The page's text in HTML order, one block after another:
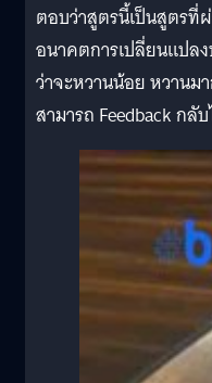
ตอบว่าสูตรนี้เป็นสูตรที่
อนาคตการเปลี่ยนแปล
ว่าจะหวานน้อย หวานม
สามารถ Feedback กลั